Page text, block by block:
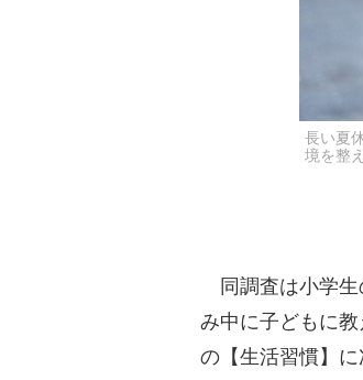
長い夏
境を整
同調査は小学生
み中に子どもに
の【生活習慣】